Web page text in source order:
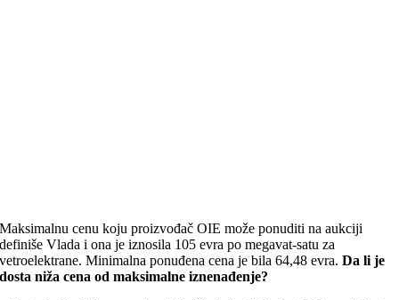
Maksimalnu cenu koju proizvođač OIE može ponuditi na aukciji
definiše Vlada i ona je iznosila 105 evra po megavat-satu za
vetroelektrane. Minimalna ponuđena cena je bila 64,48 evra.Da li je
dosta niža cena od maksimalne iznenađenje?